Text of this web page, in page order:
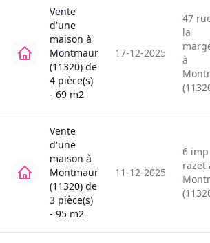
Vente
d'une
maison à
Montmaur
(11320) de
4 pièce(s)
- 69 m2
17-12-2025
47
la
à
Vente
d'une
maison à
Montmaur
(11320) de
3 pièce(s)
- 95 m2
11-12-2025
6
razet